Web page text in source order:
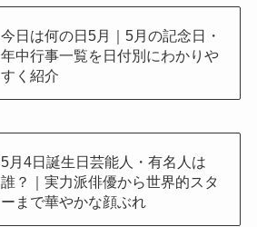
今日は何の日5月｜5月の記念日・
年中行事一覧を日付別にわかりや
すく紹介
5月4日誕生日芸能人・有名人は
誰？｜実力派俳優から世界的スタ
ーまで華やかな顔ぶれ